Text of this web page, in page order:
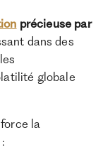
précieuse par
dans des
globale
la